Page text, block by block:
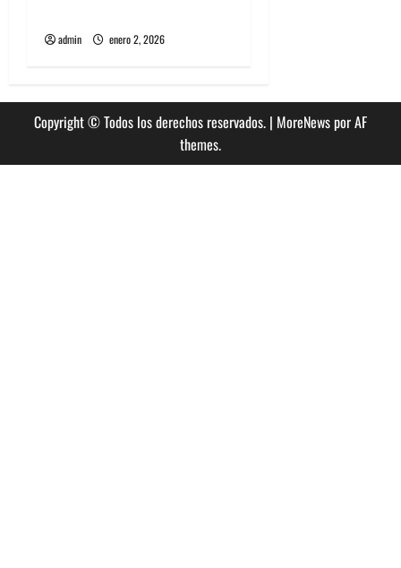
admin enero 2, 2026
Copyright © Todos los derechos reservados. | MoreNewspor AF
themes.